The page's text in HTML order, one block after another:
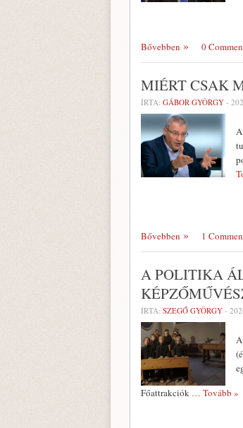
Bővebben 0
MIÉRT CSAK
ÍRTA: GÁBOR GYÖRGY -
Bővebben 1
A POLITIKA
ÍRTA: SZEGŐ GYÖRGY -
Főattrakciók … Tovább »